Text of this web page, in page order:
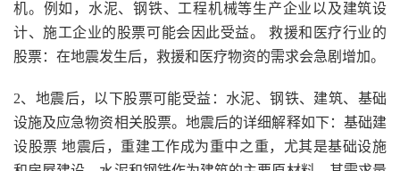
机。例如，水泥、钢铁、工程机械等生产企业以及建筑设
计、施工企业的股票可能会因此受益。 救援和医疗行业的
股票：在地震发生后，救援和医疗物资的需求会急剧增加。
2、地震后，以下股票可能受益：水泥、钢铁、建筑、基础
设施及应急物资相关股票。地震后的详细解释如下：基础建
设股票 地震后，重建工作成为重中之重，尤其是基础设施